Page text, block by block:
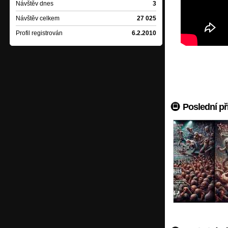
Mizar - Bushkaida
Čad - Démon samoty
Čad - Čertova
Čad - Hroby našich
Návštěv dnes 3
Návštěv celkem 27 025
Profil registrován 6.2.2010
Poslední